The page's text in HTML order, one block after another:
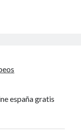
españa gratis